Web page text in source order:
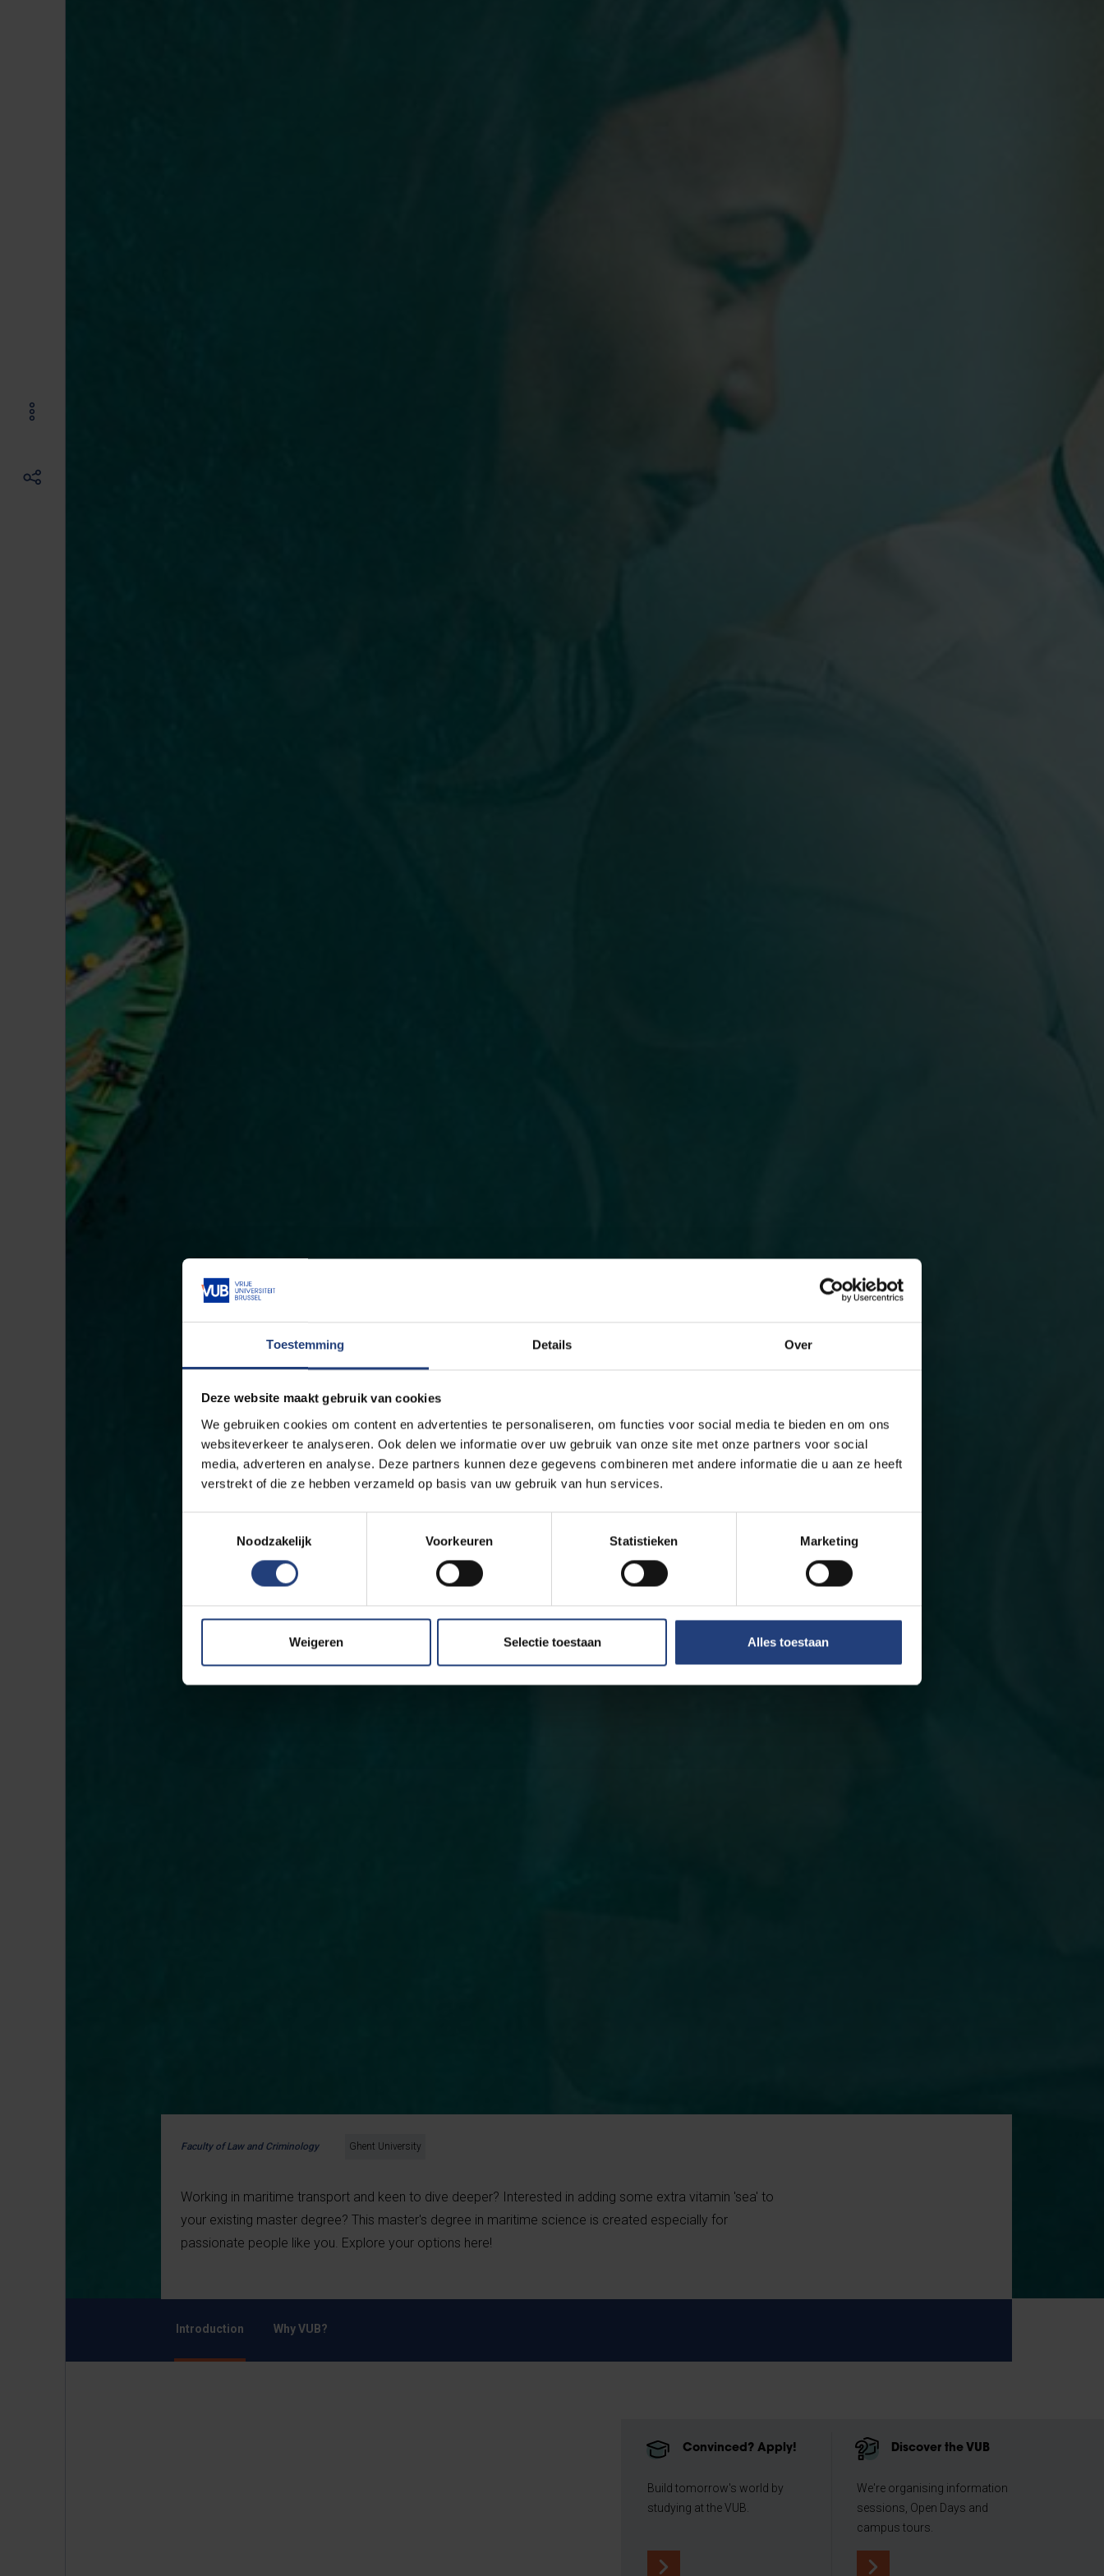
Toestemming Details Over
Deze website maakt gebruik van cookies
We gebruiken cookies om content en advertenties te personaliseren, om functies voor social media te bieden en om ons
websiteverkeer te analyseren. Ook delen we informatie over uw gebruik van onze site met onze partners voor social
media, adverteren en analyse. Deze partners kunnen deze gegevens combineren met andere informatie die u aan ze heeft
verstrekt of die ze hebben verzameld op basis van uw gebruik van hun services.
Noodzakelijk
Voorkeuren Statistieken Marketing
Weigeren Selectie toestaan Alles toestaan
Faculty of Law and Criminology Ghent University
Working in maritime transport and keen to dive deeper? Interested in adding some extra vitamin 'sea' to
your existing master degree? This master's degree in maritime science is created especially for
passionate people like you. Explore your options here!
Introduction Why VUB?
Convinced? Apply!
Build tomorrow's world by
studying at the VUB.
Discover the VUB
We're organising information
sessions, Open Days and
campus tours.